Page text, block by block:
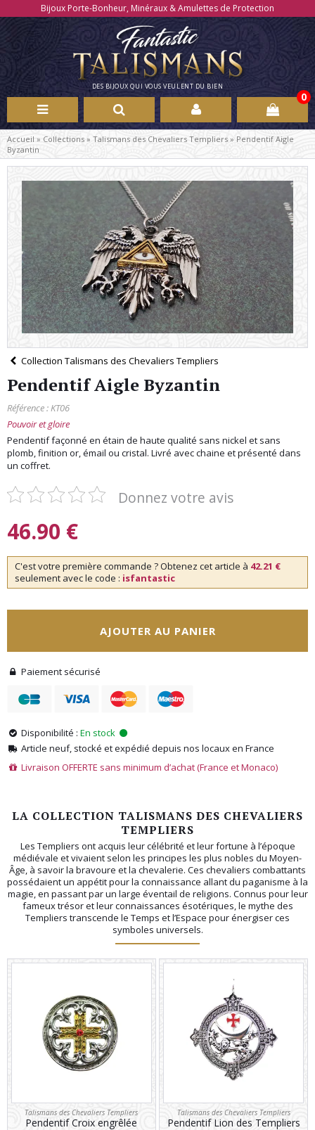
Bijoux Porte-Bonheur, Minéraux & Amulettes de Protection
DES BIJOUX QUI VOUS VEULENT DU BIEN
0
Accueil » Collections » Talismans des Chevaliers Templiers » Pendentif Aigle
Byzantin
Collection Talismans des Chevaliers Templiers
Pendentif Aigle Byzantin
Référence :KT06
Pouvoir et gloire
Pendentif façonné en étain de haute qualité sans nickel et sans
plomb, finition or, émail ou cristal. Livré avec chaine et présenté dans
un coffret.
Donnez votre avis
46.90 €
C'est votre première commande ? Obtenez cet article à 42.21 €
seulement avec le code : isfantastic
AJOUTER AU PANIER
Paiement sécurisé
Disponibilité : En stock
Article neuf, stocké et expédié depuis nos locaux en France
Livraison OFFERTE sans minimum d’achat (France et Monaco)
LA COLLECTION TALISMANS DES CHEVALIERS
TEMPLIERS
Les Templiers ont acquis leur célébrité et leur fortune à l’époque
médiévale et vivaient selon les principes les plus nobles du Moyen­-
Âge, à savoir la bravoure et la chevalerie. Ces chevaliers combattants
possédaient un appétit pour la connaissance allant du paganisme à la
magie, en passant par un large éventail de religions. Connus pour leur
fameux trésor et leur connaissances ésotériques, le mythe des
Templiers transcende le Temps et l’Espace pour énergiser ces
symboles universels.
Talismans des Chevaliers Templiers
Pendentif Croix engrêlée
Talismans des Chevaliers Templiers
Pendentif Lion des Templiers